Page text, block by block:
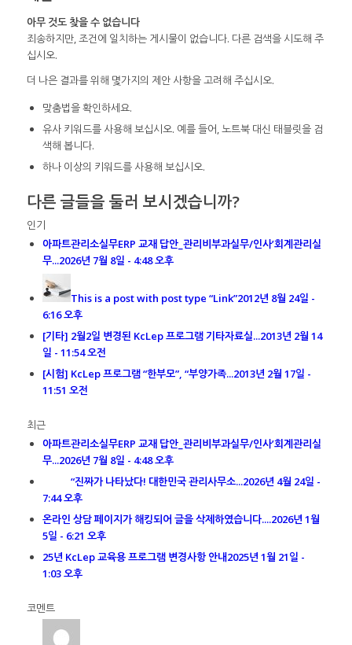
아무 것도 찾을 수 없습니다
죄송하지만, 조건에 일치하는 게시물이 없습니다. 다른 검색을 시도해 주
십시오.
더 나은 결과를 위해 몇가지의 제안 사항을 고려해 주십시오.
맞춤법을 확인하세요.
유사 키워드를 사용해 보십시오. 예를 들어, 노트북 대신 태블릿을 검
색해 봅니다.
하나 이상의 키워드를 사용해 보십시오.
다른 글들을 둘러 보시겠습니까?
인기
아파트관리소실무ERP 교재 답안_관리비부과실무/인사’회계관리실
무...2026년 7월 8일 - 4:48 오후
This is a post with post type “Link”2012년 8월 24일 -
6:16 오후
[기타] 2월2일 변경된 KcLep 프로그램 기타자료실...2013년 2월 14
일 - 11:54 오전
[시험] KcLep 프로그램 “한부모”, “부양가족...2013년 2월 17일 -
11:51 오전
최근
아파트관리소실무ERP 교재 답안_관리비부과실무/인사’회계관리실
무...2026년 7월 8일 - 4:48 오후
“진짜가 나타났다! 대한민국 관리사무소...2026년 4월 24일 -
7:44 오후
온라인 상담 페이지가 해킹되어 글을 삭제하였습니다....2026년 1월
5일 - 6:21 오후
25년 KcLep 교육용 프로그램 변경사항 안내2025년 1월 21일 -
1:03 오후
코멘트